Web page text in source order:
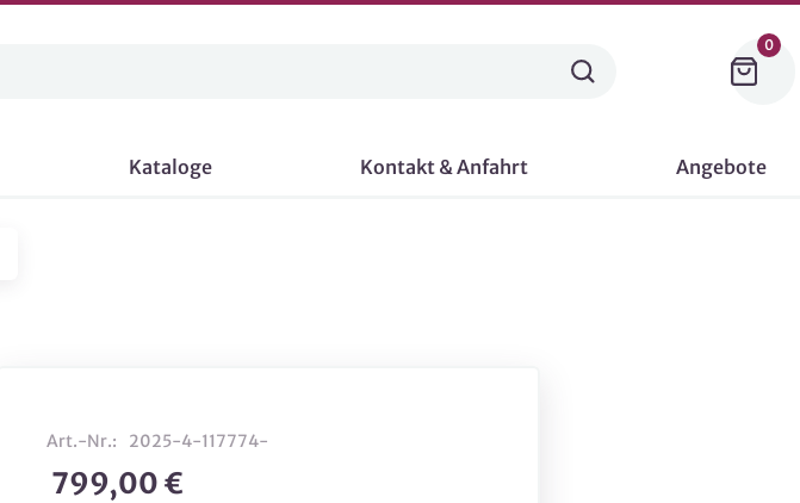
0
Kataloge Kontakt & Anfahrt Angebote
Art.-Nr.: 2025-4-117774-
799,00 €